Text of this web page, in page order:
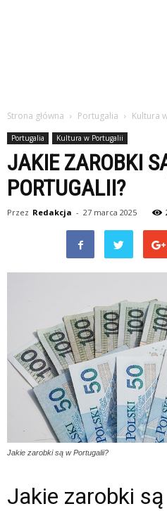
Strona główna Portugalia Kultura
Portugalia Kultura w Portugalii
JAKIE ZAROBKI
PORTUGALII?
Przez Redakcja - 27 marca 2025
Jakie zarobki są w Portugalii?
Jakie zarobki